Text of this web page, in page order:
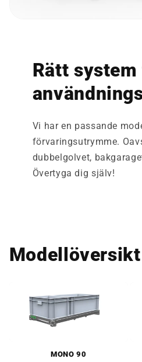
Rätt
Vi har en passande
förvaringsutrymme.
dubbelgolvet,
Övertyga dig själv!
Modellöversikt
MONO 90